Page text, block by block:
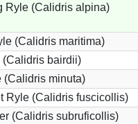
Ryle (Calidris alpina)
(Calidris maritima)
(Calidris bairdii)
minuta)
Ryle (Calidris fuscicollis)
(Calidris subruficollis)